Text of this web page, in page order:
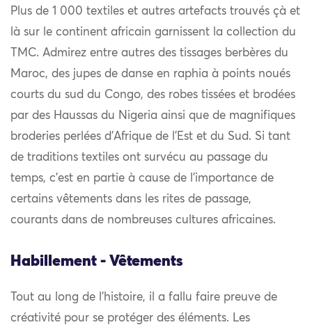
Plus de 1 000 textiles et autres artefacts trouvés çà et
là sur le continent africain garnissent la collection du
TMC. Admirez entre autres des tissages berbères du
Maroc, des jupes de danse en raphia à points noués
courts du sud du Congo, des robes tissées et brodées
par des Haussas du Nigeria ainsi que de magnifiques
broderies perlées d’Afrique de l’Est et du Sud. Si tant
de traditions textiles ont survécu au passage du
temps, c’est en partie à cause de l’importance de
certains vêtements dans les rites de passage,
courants dans de nombreuses cultures africaines.
Habillement - Vêtements
Tout au long de l’histoire, il a fallu faire preuve de
créativité pour se protéger des éléments. Les